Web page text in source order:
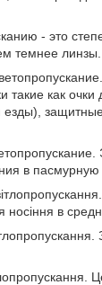
- это
темнее линзы.
такие как очки
езды),
в пасмурную
носіння в